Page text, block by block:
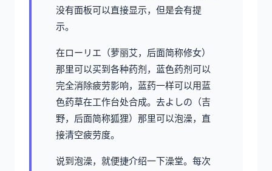
没有面板可以直接显示，但是会有提
示。
在ローリエ（萝丽艾，后面简称修女）
那里可以买到各种药剂，蓝色药剂可以
完全消除疲劳影响，蓝药一样可以用蓝
色药草在工作台处合成。去よしの（吉
野，后面简称狐狸）那里可以泡澡，直
接清空疲劳度。
说到泡澡，就便捷介绍一下澡堂。每次